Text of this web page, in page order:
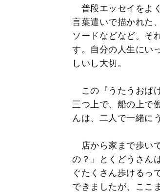
普段エッセイをよ
言葉遣いで描かれた
ソードなどなど。そ
す。自分の人生にい
しいし大切。
この『うたうおば
三つ上で、船の上で
んは、二人で一緒に
店から家まで歩い
の？」とくどうさん
ぐたくさん歩けるっ
できましたが、ここ